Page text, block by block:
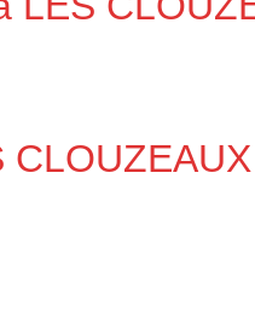
CLOUZEAUX